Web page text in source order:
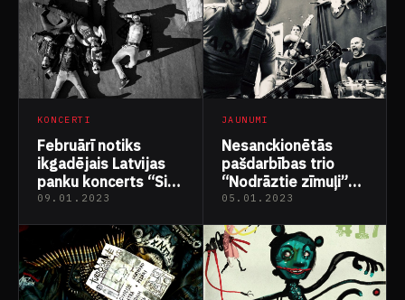
KRANKENWAGEN
KONCERTI
Februārī notiks
ikgadējais Latvijas
panku koncerts “Sid
Vicious Day”
09.01.2023
JAUNUMI
Nesanckionētās
pašdarbības trio
“Nodrāztie zīmuļi”
publicē savu versiju
dziesmai “Agni” un
izdod savu pirmo EP
“Doma baznīcu
katoļiem”
05.01.2023